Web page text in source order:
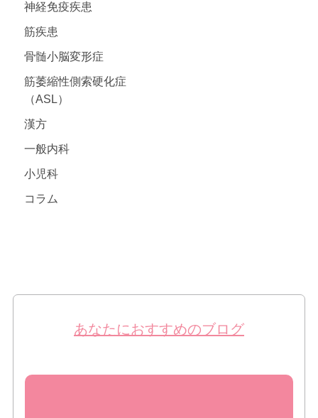
神経免疫疾患
筋疾患
骨髄小脳変形症
筋萎縮性側索硬化症
（ASL）
漢方
一般内科
小児科
コラム
あなたにおすすめのブログ